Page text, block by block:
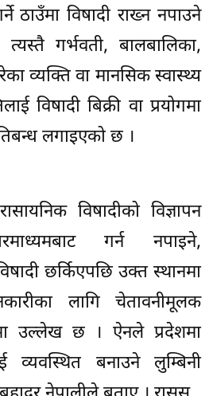
ठाउँमा विषादी राख्न नपाउने
गर्भवती, बालबालिका,
व्यक्ति वा मानसिक स्वास्थ्य
विषादी बिक्री वा प्रयोगमा
लगाइएको छ ।
विषादीको विज्ञापन
गर्न नपाइने,
छर्किएपछि उक्त स्थानमा
लागि चेतावनीमूलक
उल्लेख छ । ऐनले प्रदेशमा
व्यवस्थित बनाउने लुम्बिनी